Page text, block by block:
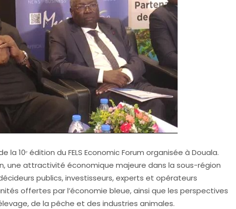
la 10ᵉ édition du FELS Economic Forum organisée à Douala.
une attractivité économique majeure dans la sous-région
publics, investisseurs, experts et opérateurs
offertes par l’économie bleue, ainsi que les perspectives
de la pêche et des industries animales.